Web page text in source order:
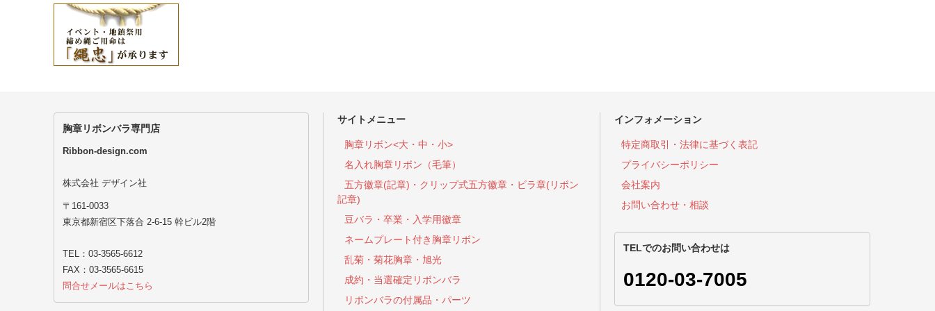
胸章リボンバラ専門店
Ribbon-design.com
株式会社 デザイン社
〒161-0033
東京都新宿区下落合 2-6-15 幹ビル2階
TEL：03-3565-6612
FAX：03-3565-6615
問合せメールはこちら
サイトメニュー
胸章リボン<大・中・小>
名入れ胸章リボン（毛筆）
五方徽章(記章)・ クリップ式五方徽章・ビラ章(リボン
記章)
豆バラ・卒業・入学用徽章
ネームプレート付き胸章リボン
乱菊・菊花胸章・旭光
成約・当選確定リボンバラ
リボンバラの付属品・パーツ
インフォメーション
特定商取引・法律に基づく表記
プライバシーポリシー
会社案内
お問い合わせ・相談
TELでのお問い合わせは
0120-03-7005